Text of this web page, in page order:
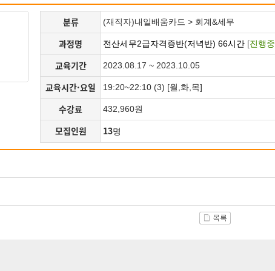
분류 (재직자)내일배움카드 > 회계&세무
과정명 전산세무2급자격증반(저녁반) 66시간 [진행중
교육기간 2023.08.17 ~ 2023.10.05
교육시간·요일 19:20~22:10 (3) [월,화,목]
수강료 432,960원
모집인원 13명